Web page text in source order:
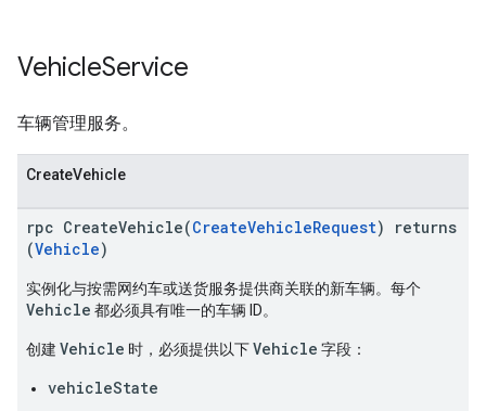
VehicleService
车辆管理服务。
CreateVehicle
rpc CreateVehicle(CreateVehicleRequest) returns
(Vehicle)
实例化与按需网约车或送货服务提供商关联的新车辆。每个
Vehicle 都必须具有唯一的车辆 ID。
创建 Vehicle 时，必须提供以下Vehicle 字段：
vehicleState